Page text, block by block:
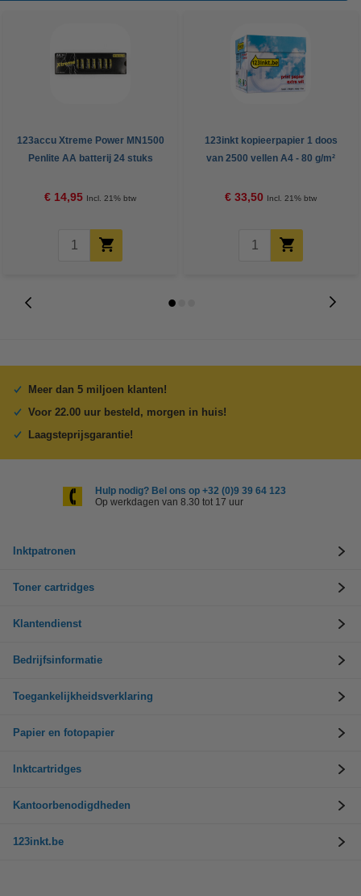
123accu Xtreme Power MN1500
Penlite AA batterij 24 stuks
€ 14,95 Incl. 21% btw
123inkt kopieerpapier 1 doos
van 2500 vellen A4 - 80 g/m²
€ 33,50 Incl. 21% btw
Meer dan 5 miljoen klanten!
Voor 22.00 uur besteld, morgen in huis!
Laagsteprijsgarantie!
Hulp nodig? Bel ons op +32 (0)9 39 64 123
Op werkdagen van 8.30 tot 17 uur
Inktpatronen
Toner cartridges
Klantendienst
Bedrijfsinformatie
Toegankelijkheidsverklaring
Papier en fotopapier
Inktcartridges
Kantoorbenodigdheden
123inkt.be